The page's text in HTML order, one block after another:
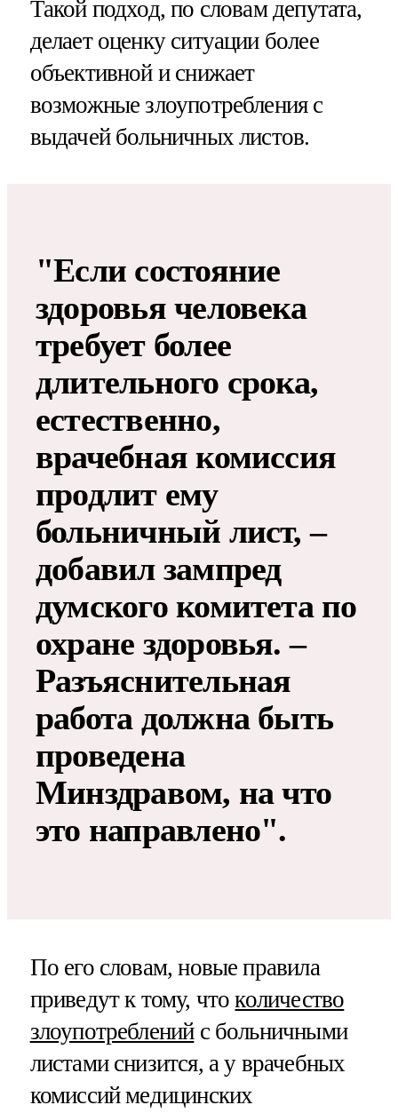
Такой подход, по словам депутата,
делает оценку ситуации более
объективной и снижает
возможные злоупотребления с
выдачей больничных листов.
"Если состояние
здоровья человека
требует более
длительного срока,
естественно,
врачебная комиссия
продлит ему
больничный лист, –
добавил зампред
думского комитета по
охране здоровья. –
Разъяснительная
работа должна быть
проведена
Минздравом, на что
это направлено".
По его словам, новые правила
приведут к тому, чтоколичество
злоупотребленийс больничными
листами снизится, а у врачебных
комиссий медицинских